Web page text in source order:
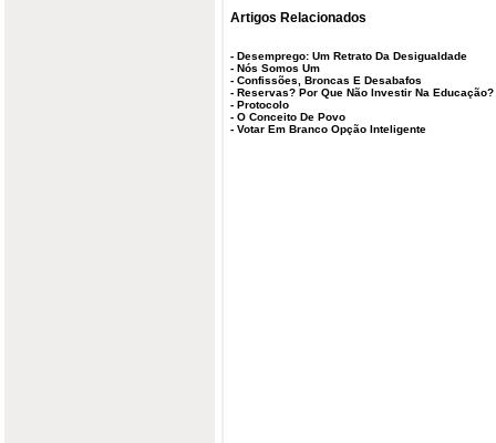
Artigos Relacionados
- Desemprego: Um Retrato Da Desigualdade
- Nós Somos Um
- Confissões, Broncas E Desabafos
- Reservas? Por Que Não Investir Na Educação?
- Protocolo
- O Conceito De Povo
- Votar Em Branco Opção Inteligente